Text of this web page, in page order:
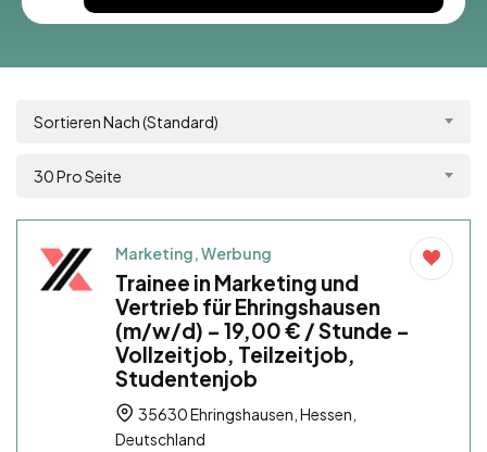
Sortieren Nach (Standard)
30 Pro Seite
Marketing, Werbung
Trainee in Marketing und
Vertrieb für Ehringshausen
(m/w/d) – 19,00 € / Stunde –
Vollzeitjob, Teilzeitjob,
Studentenjob
35630 Ehringshausen, Hessen,
Deutschland